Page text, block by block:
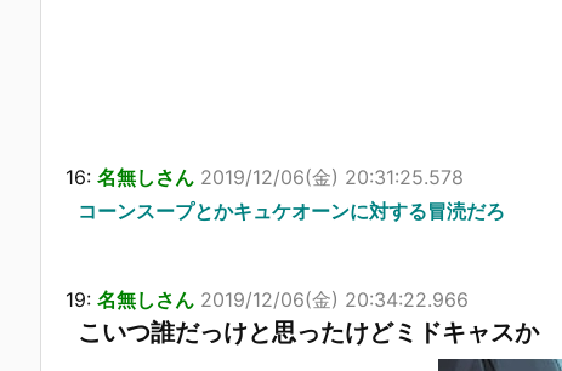
16: 名無しさん 2019/12/06(金) 20:31:25.578
コーンスープとかキュケオーンに対する冒涜だろ
19: 名無しさん 2019/12/06(金) 20:34:22.966
こいつ誰だっけと思ったけどミドキャスか